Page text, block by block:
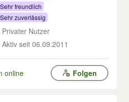
Sehr freundlich
Sehr zuverlässig
Privater Nutzer
Aktiv seit 06.09.2011
online Folgen